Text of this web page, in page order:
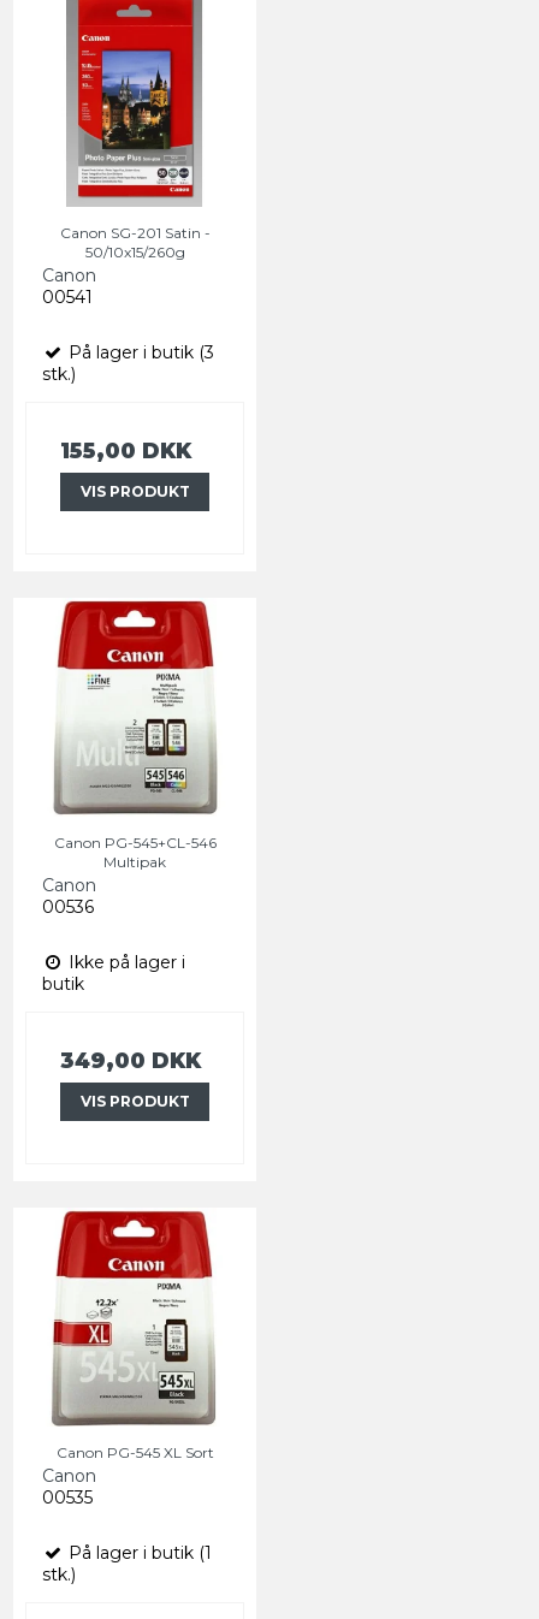
Canon SG-201 Satin -
50/10x15/260g
Canon
00541
På lager i butik (3
stk.)
155,00 DKK
VIS PRODUKT
Canon PG-545+CL-546
Multipak
Canon
00536
Ikke på lager i
butik
349,00 DKK
VIS PRODUKT
Canon PG-545 XL Sort
Canon
00535
På lager i butik (1
stk.)